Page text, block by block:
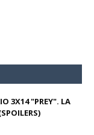
3X14 "PREY". LA